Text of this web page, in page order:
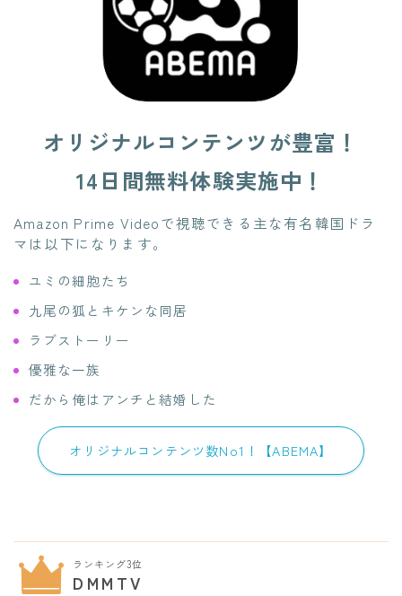
オリジナルコンテンツが豊富！
14日間無料体験実施中！
Amazon Prime Videoで視聴できる主な有名韓国ドラ
マは以下になります。
ユミの細胞たち
九尾の狐とキケンな同居
ラブストーリー
優雅な一族
だから俺はアンチと結婚した
オリジナルコンテンツ数No1！【ABEMA】
ランキング3位
DMMTV